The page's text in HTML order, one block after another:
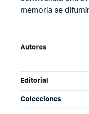
memoria se
Autores
Editorial
Colecciones